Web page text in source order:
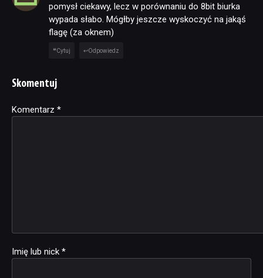
pomysł ciekawy, lecz w porównaniu do 8bit biurka
wypada słabo. Mógłby jeszcze wyskoczyć na jakąś
flagę (za oknem)
Cytuj Odpowiedz
Skomentuj
Komentarz *
Imię lub nick *
Alternative: